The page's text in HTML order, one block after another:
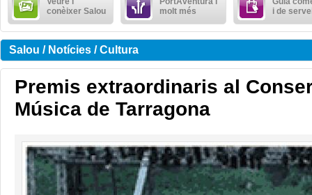
conèixer Salou
molt més
i de
Salou / Notícies / Cultura
Premis extraordinaris al
Música de Tarragona